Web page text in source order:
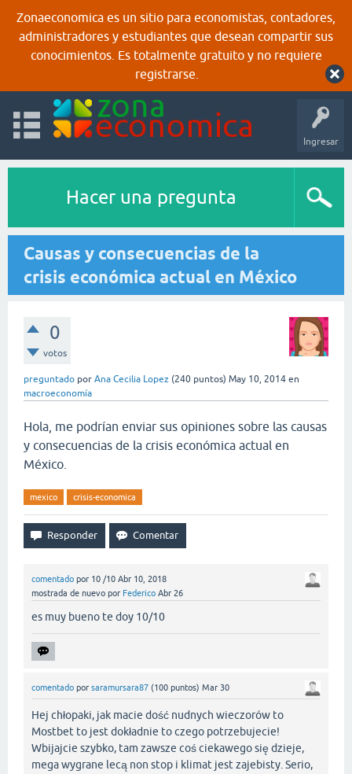
Zonaeconomica es un sitio para economistas, contadores,
administradores y estudiantes que desean compartir sus
conocimientos. Es totalmente gratuito y no requiere
registrarse.
Ingresar
Hacer una pregunta
Causas y consecuencias de la
crisis económica actual en México
0
votos
preguntado por Ana Cecilia Lopez (240 puntos) May 10, 2014 en
macroeconomía
Hola, me podrían enviar sus opiniones sobre las causas
y consecuencias de la crisis económica actual en
México.
mexico crisis-economica
comentado por 10 /10 Abr 10, 2018
mostrada de nuevo por Federico Abr 26
es muy bueno te doy 10/10
comentado por saramursara87 (100 puntos) Mar 30
Hej chłopaki, jak macie dość nudnych wieczorów to
Mostbet to jest dokładnie to czego potrzebujecie!
Wbijajcie szybko, tam zawsze coś ciekawego się dzieje,
mega wygrane lecą non stop i klimat jest zajebisty. Serio,